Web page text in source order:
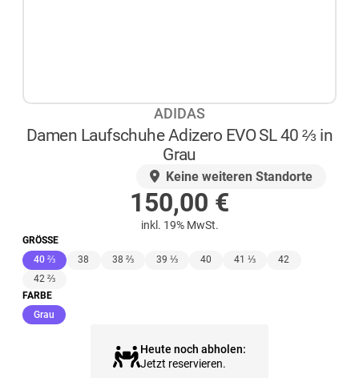
ADIDAS
Damen Laufschuhe Adizero EVO SL 40 ⅔ in
Grau
Keine weiteren Standorte
150,00 €
inkl. 19% MwSt.
GRÖSSE
40 ⅔(ausgewählt)
38 38 ⅔ 39 ⅓ 40 41 ⅓
42
42 ⅔
FARBE
Grau (ausgewählt)
Heute noch abholen:
Jetzt reservieren.